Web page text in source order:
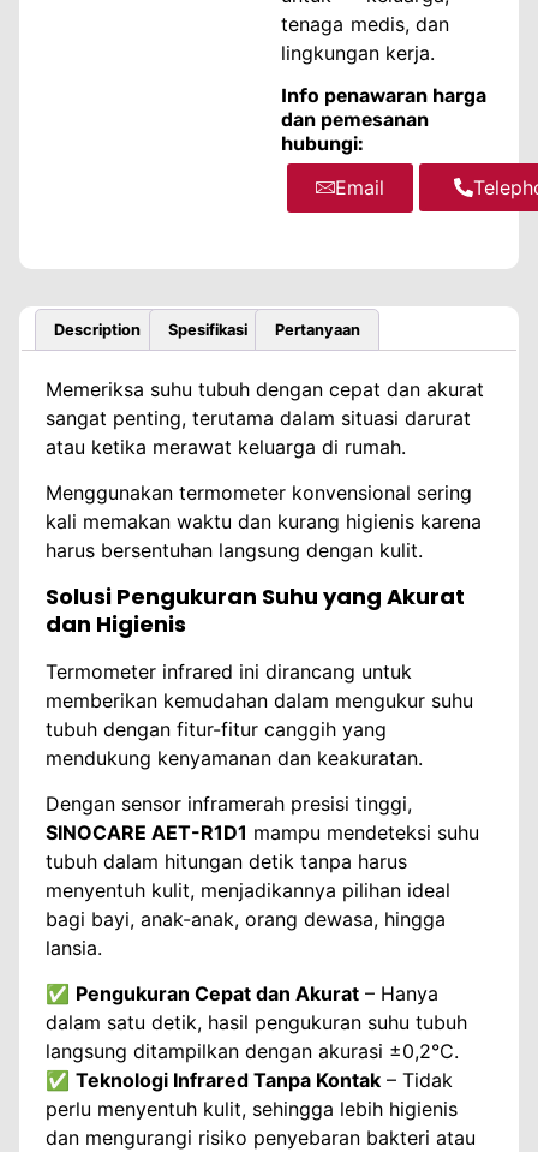
tenaga medis, dan
lingkungan kerja.
Info penawaran harga
dan pemesanan
hubungi:
Email
Description Spesifikasi Pertanyaan
Memeriksa suhu tubuh dengan cepat dan akurat
sangat penting, terutama dalam situasi darurat
atau ketika merawat keluarga di rumah.
Menggunakan termometer konvensional sering
kali memakan waktu dan kurang higienis karena
harus bersentuhan langsung dengan kulit.
Solusi Pengukuran Suhu yang Akurat
dan Higienis
Termometer infrared ini dirancang untuk
memberikan kemudahan dalam mengukur suhu
tubuh dengan fitur-fitur canggih yang
mendukung kenyamanan dan keakuratan.
Dengan sensor inframerah presisi tinggi,
SINOCARE AET-R1D1 mampu mendeteksi suhu
tubuh dalam hitungan detik tanpa harus
menyentuh kulit, menjadikannya pilihan ideal
bagi bayi, anak-anak, orang dewasa, hingga
lansia.
✅ Pengukuran Cepat dan Akurat – Hanya
dalam satu detik, hasil pengukuran suhu tubuh
langsung ditampilkan dengan akurasi ±0,2°C.
✅ Teknologi Infrared Tanpa Kontak – Tidak
perlu menyentuh kulit, sehingga lebih higienis
dan mengurangi risiko penyebaran bakteri atau